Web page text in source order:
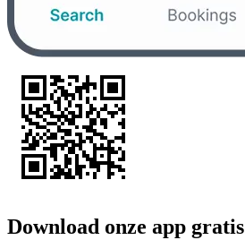
Download onze app gratis